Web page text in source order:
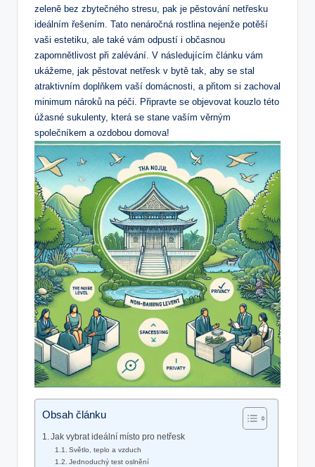
zeleně bez zbytečného stresu, pak je pěstování netřesku
ideálním řešením. Tato nenáročná rostlina nejenže potěší
vaši estetiku, ale také vám odpustí i občasnou
zapomnětlivost při zalévání. V následujícím článku vám
ukážeme, jak pěstovat netřesk v bytě tak, aby se stal
atraktivním doplňkem vaší domácnosti, a přitom si zachoval
minimum nároků na péči. Připravte se objevovat kouzlo této
úžasné sukulenty, která se stane vaším věrným
společníkem a ozdobou domova!
Obsah článku
Jak vybrat ideální místo pro netřesk
Světlo, teplo a vzduch
Jednoduchý test oslnění